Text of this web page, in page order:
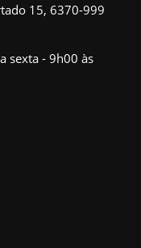
15, 6370-999
sexta - 9h00 às